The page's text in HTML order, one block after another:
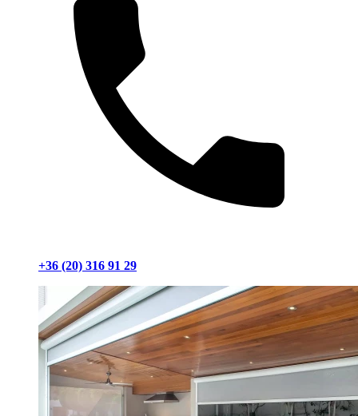
+36 (20) 316 91 29